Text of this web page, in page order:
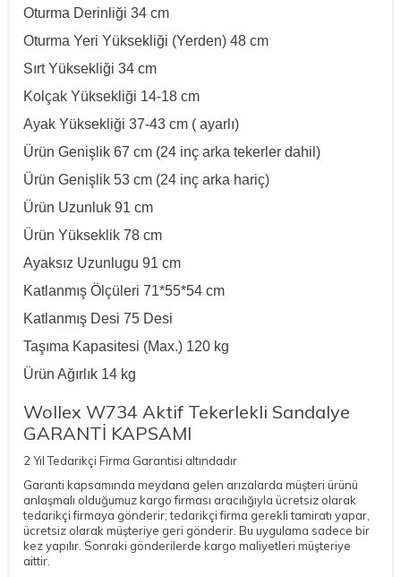
Oturma Derinliği 34 cm
Oturma Yeri Yüksekliği (Yerden) 48 cm
Sırt Yüksekliği 34 cm
Kolçak Yüksekliği 14-18 cm
Ayak Yüksekliği 37-43 cm ( ayarlı)
Ürün Genişlik 67 cm (24 inç arka tekerler dahil)
Ürün Genişlik 53 cm (24 inç arka hariç)
Ürün Uzunluk 91 cm
Ürün Yükseklik 78 cm
Ayaksız Uzunlugu 91 cm
Katlanmış Ölçüleri 71*55*54 cm
Katlanmış Desi 75 Desi
Taşıma Kapasitesi (Max.) 120 kg
Ürün Ağırlık 14 kg
Wollex W734 Aktif Tekerlekli Sandalye
GARANTİ KAPSAMI
2 Yıl Tedarikçi Firma Garantisi altındadır
Garanti kapsamında meydana gelen arızalarda müşteri ürünü
anlaşmalı olduğumuz kargo firması aracılığıyla ücretsiz olarak
tedarikçi firmaya gönderir; tedarikçi firma gerekli tamiratı yapar,
ücretsiz olarak müşteriye geri gönderir. Bu uygulama sadece bir
kez yapılır. Sonraki gönderilerde kargo maliyetleri müşteriye
aittir.